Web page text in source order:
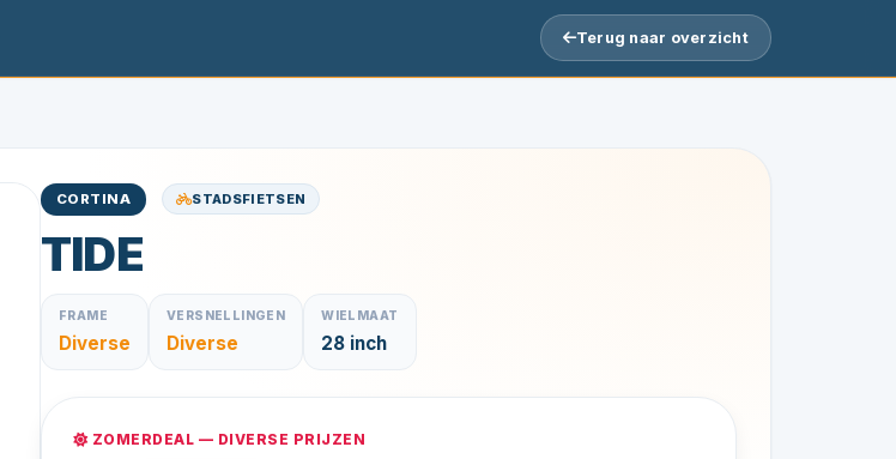
Terug naar overzicht
CORTINA STADSFIETSEN
TIDE
FRAME
Diverse
VERSNELLINGEN
Diverse
WIELMAAT
28 inch
ZOMERDEAL — DIVERSE PRIJZEN